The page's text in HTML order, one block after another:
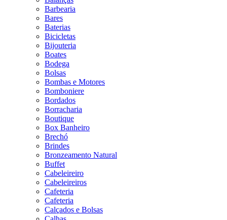
Barbearia
Bares
Baterias
Bicicletas
Bijouteria
Boates
Bodega
Bolsas
Bombas e Motores
Bomboniere
Bordados
Borracharia
Boutique
Box Banheiro
Brechó
Brindes
Bronzeamento Natural
Buffet
Cabeleireiro
Cabeleireiros
Cafeteria
Cafeteria
Calçados e Bolsas